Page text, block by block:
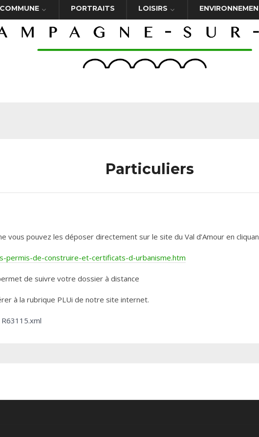
PORTRAITS LOISIRS
Particuliers
vous pouvez les déposer directement sur le site du Val d’Amour en
permis-de-construire-et-certificats-d-urbanisme.htm
de suivre votre dossier à distance
à la rubrique PLUi de notre site internet.